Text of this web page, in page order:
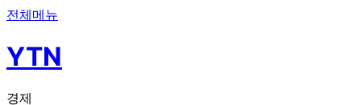
전체메뉴
YTN
경제